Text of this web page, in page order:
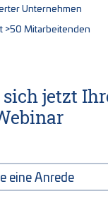
Unternehmen
>50 Mitarbeitenden
sich jetzt